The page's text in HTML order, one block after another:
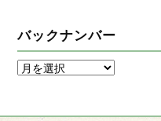
バックナンバー